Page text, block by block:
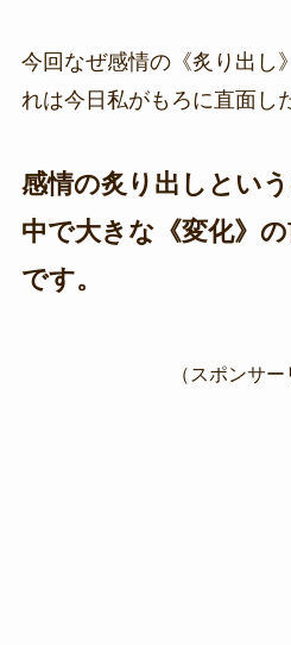
今回なぜ感情の《炙り出し
れは今日私がもろに直面し
感情の炙り出しとい
中で大きな《変化》
です。
（スポンサー